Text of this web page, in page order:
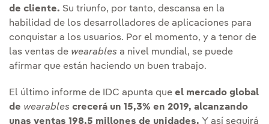
de cliente. Su triunfo, por tanto, descansa en la
habilidad de los desarrolladores de aplicaciones para
conquistar a los usuarios. Por el momento, y a tenor de
las ventas de wearables a nivel mundial, se puede
afirmar que están haciendo un buen trabajo.
El último informe de IDC apunta que el mercado global
de wearables crecerá un 15,3% en 2019, alcanzando
unas ventas 198,5 millones de unidades. Y así seguirá